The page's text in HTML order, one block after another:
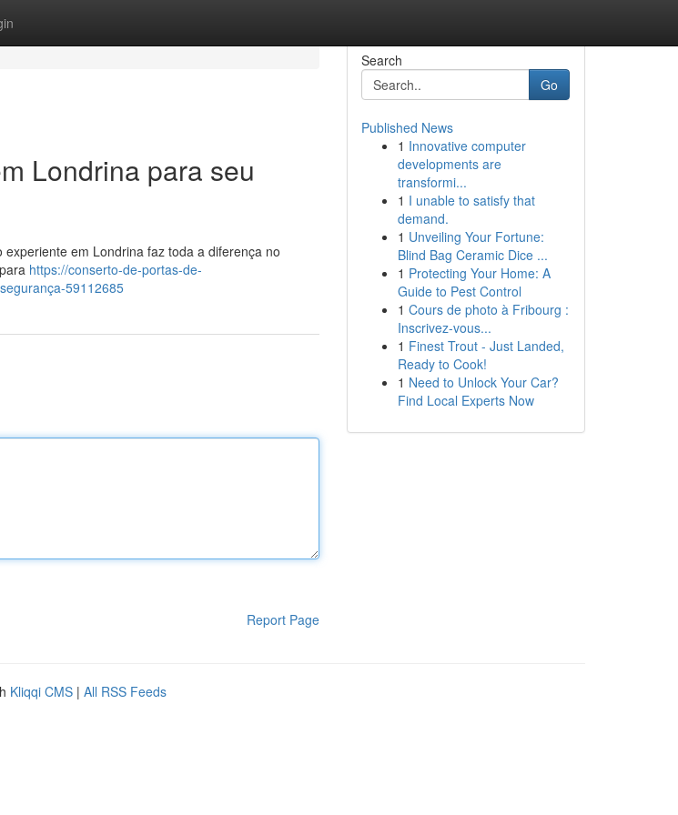
Londrina para seu
em Londrina faz toda a diferença no
https://conserto-de-portas-de-
59112685
Report Page
Search
Go
Published News
1 Innovative computer
developments are
transformi...
1 I unable to satisfy that
demand.
1 Unveiling Your Fortune:
Blind Bag Ceramic Dice ...
1 Protecting Your Home: A
Guide to Pest Control
1 Cours de photo à Fribourg :
Inscrivez-vous...
1 Finest Trout - Just Landed,
Ready to Cook!
1 Need to Unlock Your Car?
Find Local Experts Now
Kliqqi CMS | All RSS Feeds